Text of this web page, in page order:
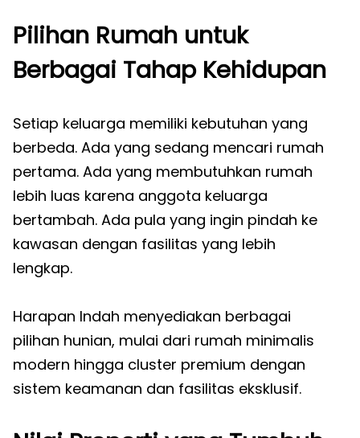
Pilihan Rumah untuk
Berbagai Tahap Kehidupan
Setiap keluarga memiliki kebutuhan yang
berbeda. Ada yang sedang mencari rumah
pertama. Ada yang membutuhkan rumah
lebih luas karena anggota keluarga
bertambah. Ada pula yang ingin pindah ke
kawasan dengan fasilitas yang lebih
lengkap.
Harapan Indah menyediakan berbagai
pilihan hunian, mulai dari rumah minimalis
modern hingga cluster premium dengan
sistem keamanan dan fasilitas eksklusif.